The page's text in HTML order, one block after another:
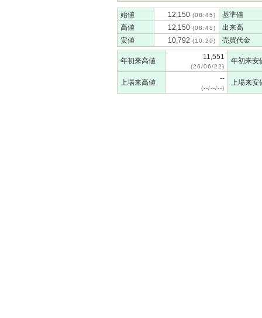
始値 12,150 (08:45)
基準値
高値
12,150 (08:45)
出来高
安値
10,792 (10:20) 売買代金
年初来高値 11,551
(26/06/22)
年初来安
上場来高値 --
(--/--/--)
上場来安